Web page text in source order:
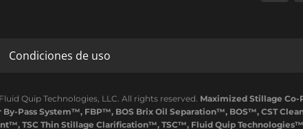
Condiciones de uso
Quip Technologies, LLC. All rights reserved. Maximized Stillage
Pass System™, FBP™, BOS Brix Oil Separation™, BOS™, CST
TSC Thin Stillage Clarification™, TSC™, Fluid Quip